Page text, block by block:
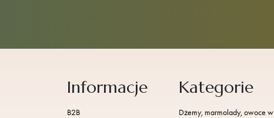
Informacje
B2B
Kategorie
Dżemy, marmolady, owoce w